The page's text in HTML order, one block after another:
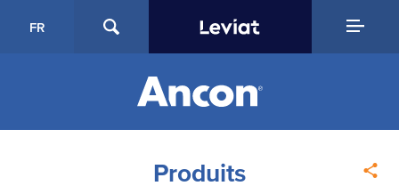
FR
Produits